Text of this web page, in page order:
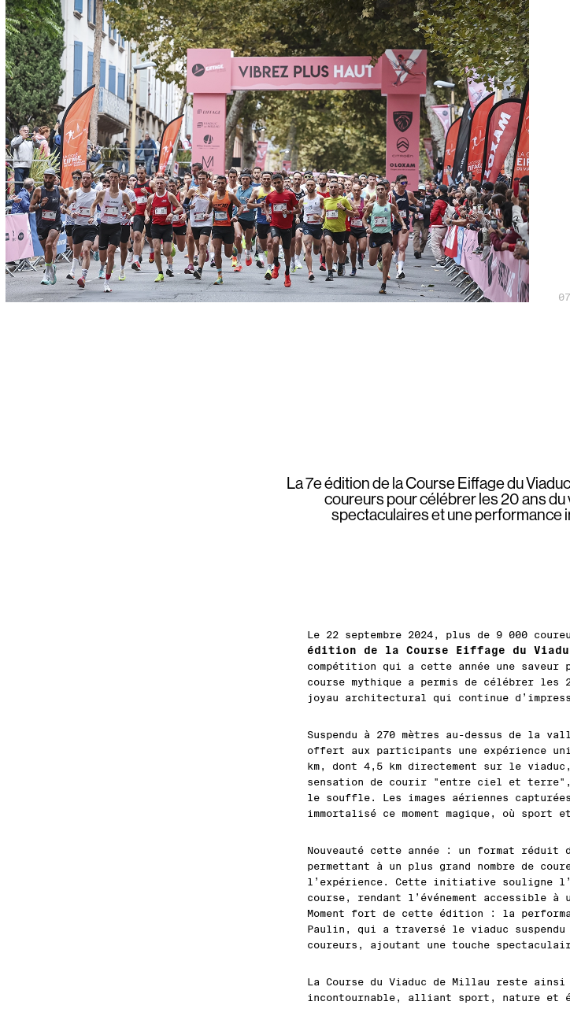
07
La 7e édition de la Course Eiffage du
coureurs pour célébrer les 20 ans du
spectaculaires et une performance
Le 22 septembre 2024, plus de 9 000
édition de la Course Eiffage du
compétition qui a cette année une
course mythique a permis de célébrer les
joyau architectural qui continue
Suspendu à 270 mètres au-dessus de la
offert aux participants une expérience
km, dont 4,5 km directement sur le
sensation de courir "entre ciel et terre",
le souffle. Les images aériennes
immortalisé ce moment magique, où sport
Nouveauté cette année : un format réduit
permettant à un plus grand nombre de
l’expérience. Cette initiative souligne
course, rendant l’événement accessible
Moment fort de cette édition : la
Paulin, qui a traversé le viaduc suspendu
coureurs, ajoutant une touche
La Course du Viaduc de Millau reste ainsi
incontournable, alliant sport, nature et